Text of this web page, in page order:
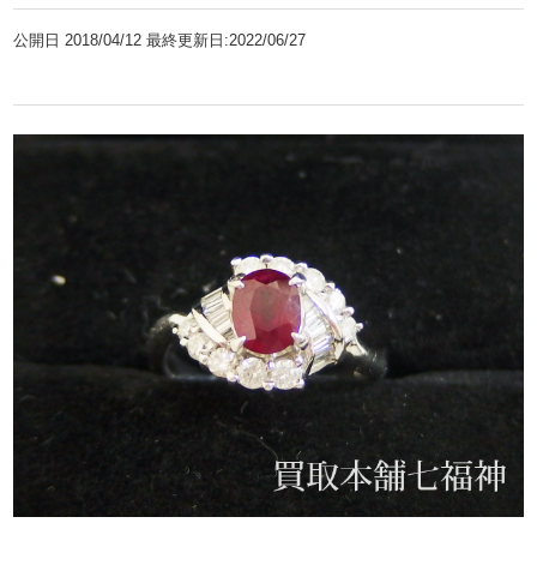
公開日2018/04/12 最終更新日:2022/06/27